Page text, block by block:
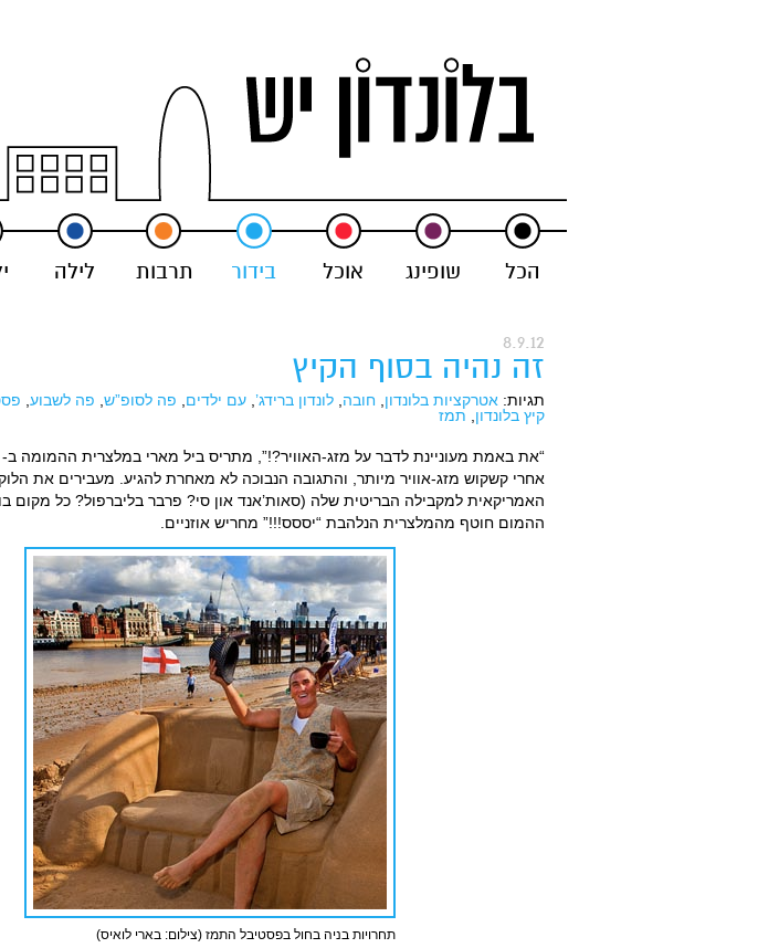
הכל שופינג אוכל בידור תרבות לילה
8.9.12
זה נהיה בסוף הקיץ
תגיות: אטרקציות בלונדון חובה לונדון ברידג’ עם ילדים פה לסופ”ש פה לשבוע
קיץ בלונדון
תמז
“את באמת מעוניינת לדבר על מזג-האוויר?!”, מתריס ביל מארי במלצרית ההמומה ב-
אחרי קשקוש מזג-אוויר מיותר, והתגובה הנבוכה לא מאחרת להגיע. מעבירים את
האמריקאית למקבילה הבריטית שלה (סאות’אנד און סי? פרבר בליברפול? כל מקום
ההמום חוטף מהמלצרית הנלהבת “יססס!!!” מחריש אוזניים.
תחרויות בניה בחול בפסטיבל התמז (צילום: בארי לואיס)